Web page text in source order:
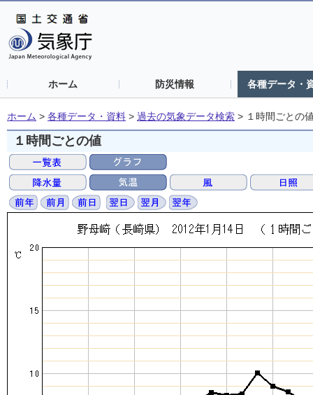
ホーム 防災情報 各種データ・
ホーム > 各種データ・資料 > 過去の気象データ検索 > １時間ごとの
１時間ごとの値